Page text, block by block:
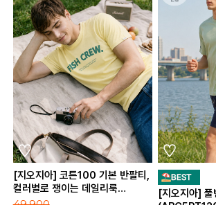
[지오지아] 코튼100 기본 반팔티,
컬러별로 쟁이는 데일리룩
(ABC2TR3182_C)
[지오지아] 풀